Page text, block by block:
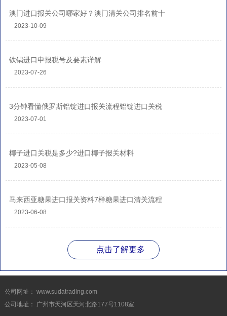
澳门进口报关公司哪家好？澳门清关公司排名前十
2023-10-09
铁锅进口申报税号及要素详解
2023-07-26
3分钟看懂俄罗斯铝锭进口报关流程铝锭进口关税
2023-07-01
椰子进口关税是多少?进口椰子报关材料
2023-05-08
马来西亚糖果进口报关资料7样糖果进口清关流程
2023-06-08
点击了解更多
公司网址： www.sudatrading.com
公司地址： 广州市天河区天河北路177号1108室